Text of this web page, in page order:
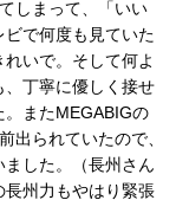
しまって、「いい
で何度も見ていた
いで。そして何よ
、丁寧に優しく接せ
。またMEGABIGの
出られていたので、
した。（長州さん
州力もやはり緊張